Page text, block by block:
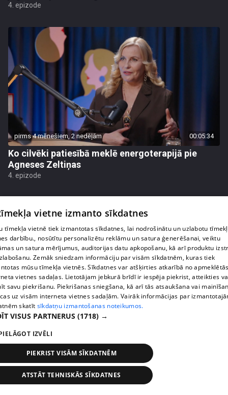
4. epizode
pirms 4 mēnešiem, 2 nedēļām 00:05:34
Ko cilvēki patiesībā meklē energoterapijā pie
Agneses Zeltiņas
4. epizode
pirms 4 mēnešiem, 2 nedēļām
patiesībā strādā pēc 40
3. epizode
vietne izmanto sīkdatnes
tīmekļa vietnē tiek izmantotas sīkdatnes, lai nodrošinātu un uzlabotu
darbību., nosūtītu personalizētu reklāmu un satura ģenerēšanai, veiktu
un satura mērījumus, auditorijas datu apkopošanu, kā arī produktu
Zemāk sniedzam informāciju par visām sīkdatnēm, kuras tiek
mūsu tīmekļa vietnēs. Sīkdatnes var atšķirties atkarībā no
vietnes sadaļas. Lietotājam jebkurā brīdī ir iespēja piekrist, atteikties
savu piekrišanu. Piekrišanas sniegšana, kā arī tās atsaukšana vai
uz visām interneta vietnes sadaļām. Vairāk informācijas par
skatīt sīkdatņu izmantošanas noteikumos.
VISUS PARTNERUS (1718) →
IZVĒLI
PIEKRIST VISĀM SĪKDATNĒM
ATSTĀT TEHNISKĀS SĪKDATNES